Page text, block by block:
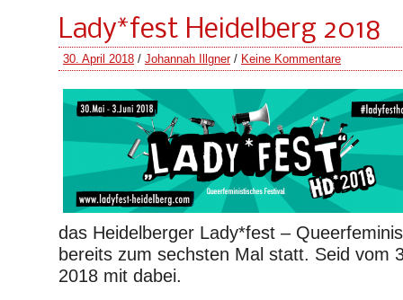
Lady*fest Heidelberg 2018
30. April 2018 / Johannah Illgner/ Keine Kommentare
das Heidelberger Lady*fest –
bereits zum sechsten Mal statt. Seid vom
2018 mit dabei.